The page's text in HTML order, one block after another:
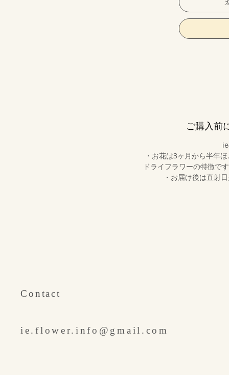
ご購入前
・お花は3ヶ月から半年
ドライフラワーの特徴で
・お届け後は直射
​Contact
ie.flower.info@gmail.com